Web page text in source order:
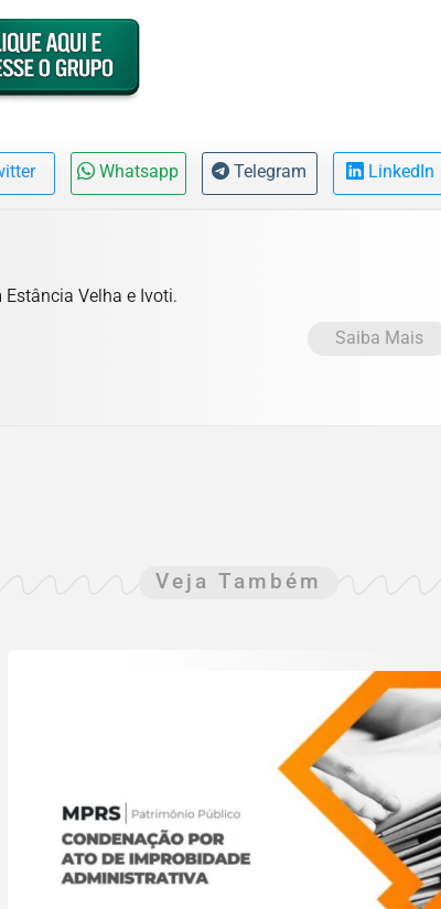
Whatsapp Telegram LinkedIn
Velha e Ivoti.
Saiba Mais
Veja Também